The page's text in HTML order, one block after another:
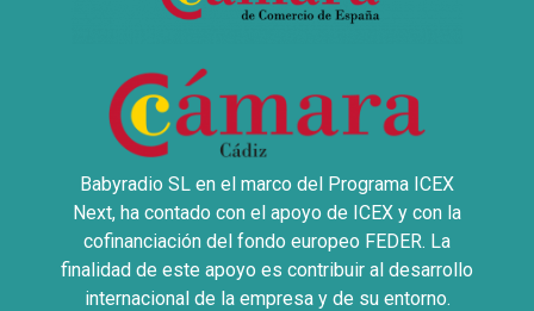
Babyradio SL en el marco del Programa ICEX
Next, ha contado con el apoyo de ICEX y con la
cofinanciación del fondo europeo FEDER. La
finalidad de este apoyo es contribuir al desarrollo
internacional de la empresa y de su entorno.